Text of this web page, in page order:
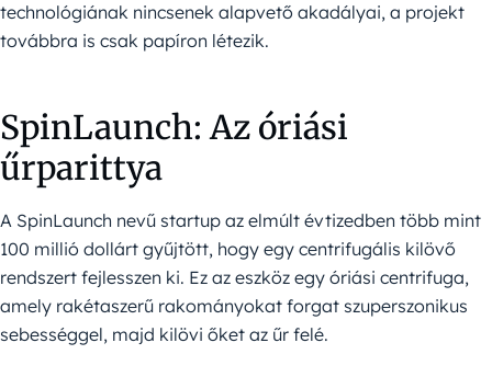
technológiának nincsenek alapvető akadályai, a projekt
továbbra is csak papíron létezik.
SpinLaunch: Az óriási
űrparittya
A SpinLaunch nevű startup az elmúlt évtizedben több mint
100 millió dollárt gyűjtött, hogy egy centrifugális kilövő
rendszert fejlesszen ki. Ez az eszköz egy óriási centrifuga,
amely rakétaszerű rakományokat forgat szuperszonikus
sebességgel, majd kilövi őket az űr felé.